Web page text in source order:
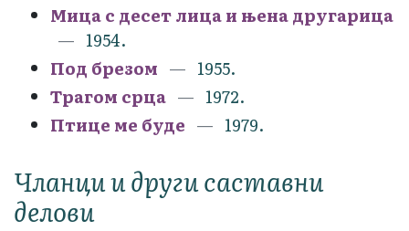
Мица с десет лица и њена другарица
1954.
Под брезом
1955.
Трагом срца
1972.
Птице ме буде
1979.
Чланци и други саставни
делови